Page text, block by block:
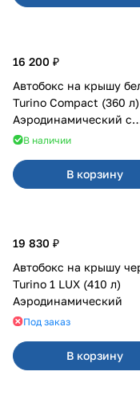
16 200 ₽
Автобокс на крышу
Turino Compact (360 л)
Аэродинамический с
двусторонним
В наличии
В корзину
19 830 ₽
Автобокс на крышу
Turino 1 LUX (410 л)
Аэродинамический
Под заказ
В корзину